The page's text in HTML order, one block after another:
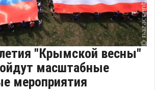
"Крымской весны"
масштабные
мероприятия